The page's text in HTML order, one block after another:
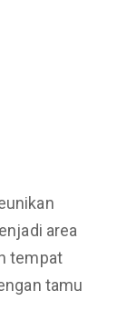
area
tempat
tamu